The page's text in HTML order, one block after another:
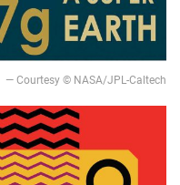
— Courtesy © NASA/JPL-Caltech